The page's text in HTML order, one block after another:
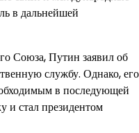
в дальнейшей
Союза, Путин заявил об
службу. Однако, его
в последующей
и стал президентом